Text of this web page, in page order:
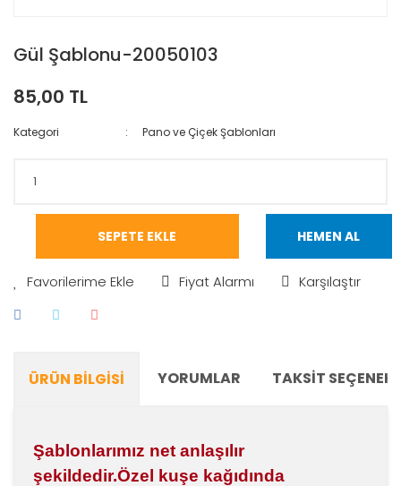
Gül Şablonu-20050103
85,00 TL
Kategori Pano ve Çiçek Şablonları
SEPETE EKLE HEMEN AL
Fiyat Alarmı Karşılaştır
ÜRÜN BILGISI YORUMLAR TAKSIT
Şablonlarımız net anlaşılır
şekildedir.Özel kuşe kağıdında